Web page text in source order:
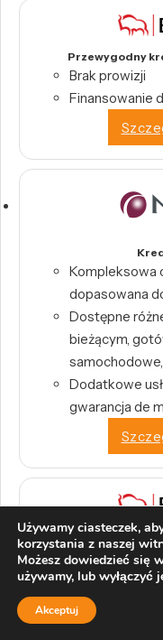
Przewygodny
Brak prowizji
Finansowanie
Kompleksowa
dopasowana
Dostępne
bieżącym,
Dodatkowe
gwarancja de
Pożyczka
Kwota do 400
0% prowizji
Decyzja w 45
Na dowolny cel
Używamy ciasteczek,
korzystania z naszej
Możesz dowiedzieć się
używamy, lub wyłączyć
Akceptuj